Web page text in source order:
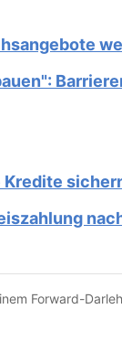
Kredite
Forward-